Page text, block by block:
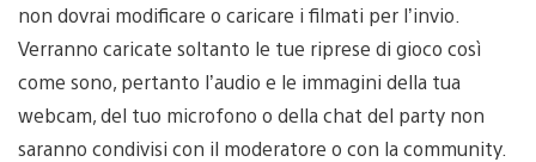
non dovrai modificare o caricare i filmati per l’invio.
Verranno caricate soltanto le tue riprese di gioco così
come sono, pertanto l’audio e le immagini della tua
webcam, del tuo microfono o della chat del party non
saranno condivisi con il moderatore o con la community.